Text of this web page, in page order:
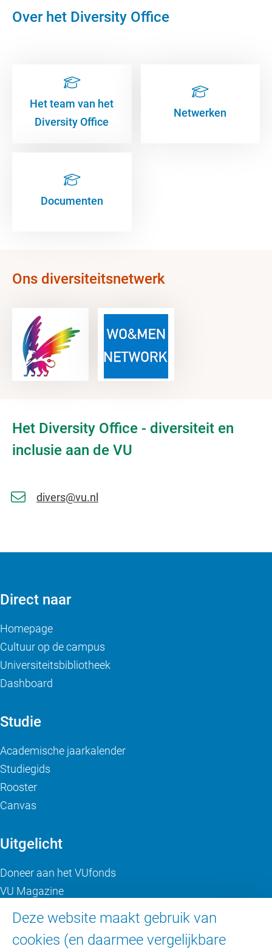
Over het Diversity Office
Het team van het
Diversity Office
Netwerken
Documenten
Ons diversiteitsnetwerk
Het Diversity Office - diversiteit en
inclusie aan de VU
divers@vu.nl
Deze website maakt gebruik van
cookies (en daarmee vergelijkbare
Direct naar
Homepage
Cultuur op de campus
Universiteitsbibliotheek
Dashboard
Studie
Academische jaarkalender
Studiegids
Rooster
Canvas
Uitgelicht
Doneer aan het VUfonds
VU Magazine
Digitale toegankelijkheid